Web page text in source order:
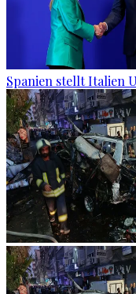
Spanien stellt Italien